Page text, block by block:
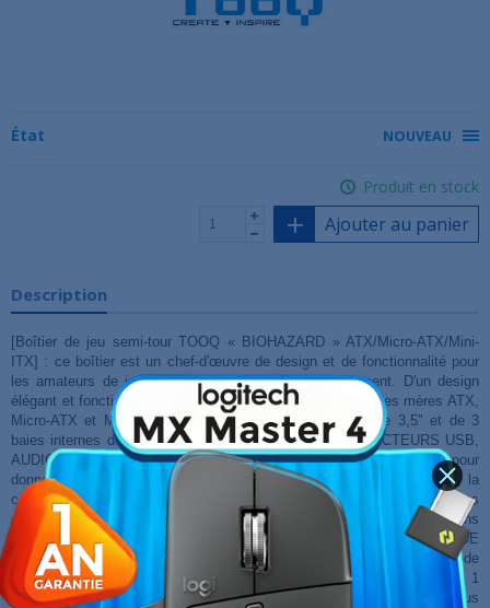
État NOUVEAU
Produit en stock
Ajouter au panier
Description
[Boîtier de jeu semi-tour TOOQ « BIOHAZARD » ATX/Micro-ATX/Mini-
ITX] : ce boîtier est un chef-d'œuvre de design et de fonctionnalité pour
les amateurs de jeux et de personnalisation d'équipement. D'un design
élégant et fonctionnel, il est conçu pour s'adapter aux cartes mères ATX,
Micro-ATX et Mini-ITX. Il dispose de 2 baies internes de 3,5" et de 3
baies internes de 2,5". PANNEAU AVANT AVEC CONNECTEURS USB,
AUDIO ET RVB : Le panneau avant comprend un éclairage RVB pour
donner une touche dynamique à votre configuration de jeu. De plus, la
connectique avant comprend 1 port USB 3.0, 2 ports USB 2.0 et des
connecteurs audio HD, pour répondre à vos différents besoins
d'utilisation. PERSONNALISATION DU SYSTÈME DE
REFROIDISSEMENT : Il est équipé d'un système de ventilation RGB de
haute qualité, avec 3 ventilateurs RGBF de 120 mm à l'avant et 1
ventilateur RGBF de 120 mm à l'arrière. En revanche, en haut, vous